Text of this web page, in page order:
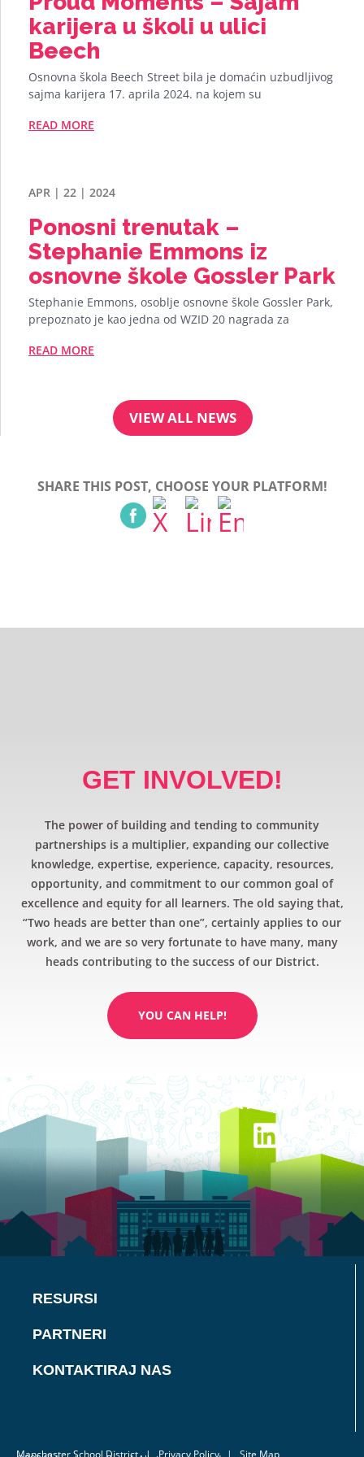
karijera u školi u ulici
Beech
Osnovna škola Beech Street bila je domaćin uzbudljivog
sajma karijera 17. aprila 2024. na kojem su
READ MORE
APR | 22 | 2024
Ponosni trenutak –
Stephanie Emmons iz
osnovne škole Gossler Park
Stephanie Emmons, osoblje osnovne škole Gossler Park,
prepoznato je kao jedna od WZID 20 nagrada za
READ MORE
VIEW ALL NEWS
SHARE THIS POST, CHOOSE YOUR PLATFORM!
GET INVOLVED!
The power of building and tending to community
partnerships is a multiplier, expanding our collective
knowledge, expertise, experience, capacity, resources,
opportunity, and commitment to our common goal of
excellence and equity for all learners. The old saying that,
“Two heads are better than one”, certainly applies to our
work, and we are so very fortunate to have many, many
heads contributing to the success of our District.
YOU CAN HELP!
RESURSI
PARTNERI
KONTAKTIRAJ NAS
Manchester School District|Privacy Policy| Site Map